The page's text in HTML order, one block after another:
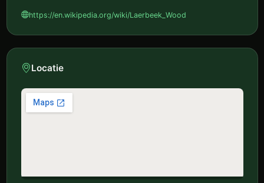
https://en.wikipedia.org/wiki/Laerbeek_Wood
Locatie